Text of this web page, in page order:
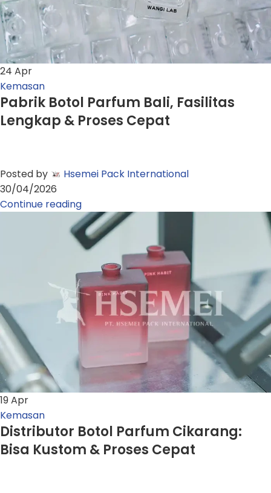
24 Apr
Kemasan
Pabrik Botol Parfum Bali, Fasilitas
Lengkap & Proses Cepat
Posted by
Hsemei Pack International
30/04/2026
Continue reading
19Apr
Kemasan
Distributor Botol Parfum Cikarang:
Bisa Kustom & Proses Cepat